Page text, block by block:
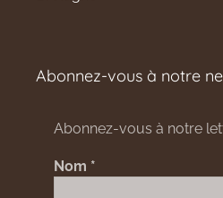
Abonnez-vous à notre
Abonnez-vous à notre
Nom *